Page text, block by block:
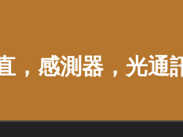
感測器，光通